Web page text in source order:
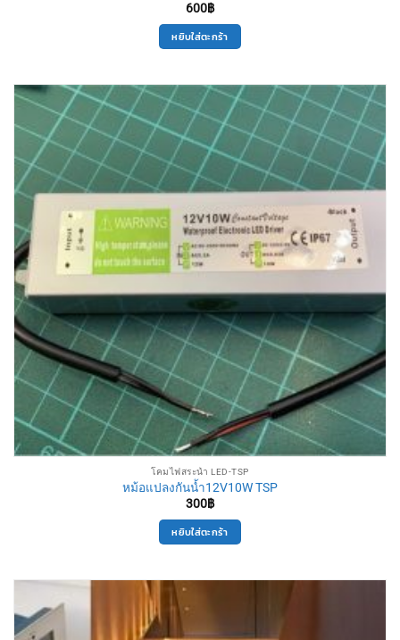
600฿
หยิบใส่ตะกร้า
โคมไฟสระน้ำ LED-TSP
หม้อแปลงกันน้ำ12V10W TSP
300฿
หยิบใส่ตะกร้า